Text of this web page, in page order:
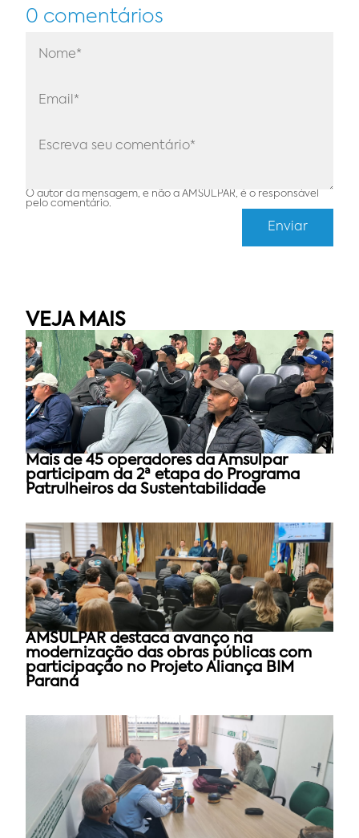
0 comentários
O autor da mensagem, e não a AMSULPAR, é o responsável
pelo comentário.
VEJA MAIS
Mais de 45 operadores da Amsulpar
participam da 2ª etapa do Programa
Patrulheiros da Sustentabilidade
AMSULPAR destaca avanço na
modernização das obras públicas com
participação no Projeto Aliança BIM
Paraná